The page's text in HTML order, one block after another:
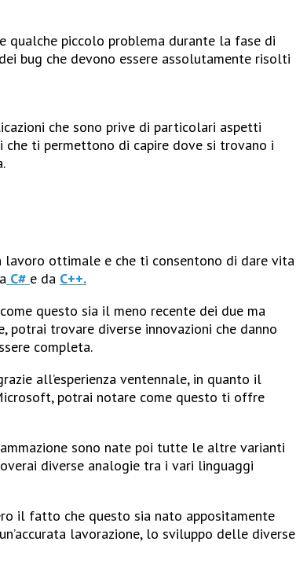
qualche piccolo problema durante la fase di
bug che devono essere assolutamente risolti
che sono prive di particolari aspetti
ti permettono di capire dove si trovano i
ottimale e che ti consentono di dare vita
C# e da C++.
questo sia il meno recente dei due ma
potrai trovare diverse innovazioni che danno
completa.
all’esperienza ventennale, in quanto il
potrai notare come questo ti offre
sono nate poi tutte le altre varianti
diverse analogie tra i vari linguaggi
il fatto che questo sia nato appositamente
lavorazione, lo sviluppo delle diverse